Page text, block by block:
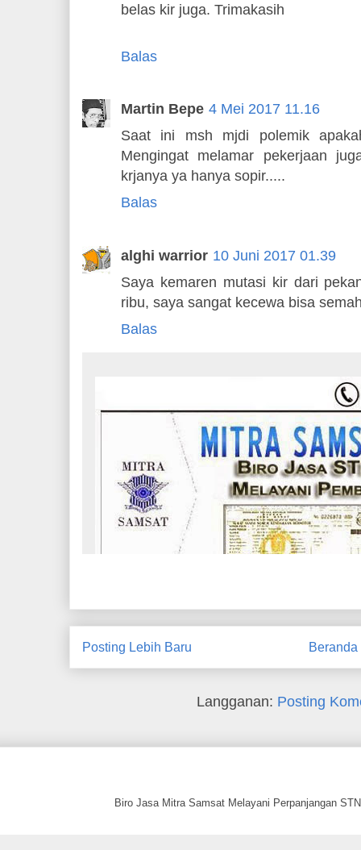
belas kir juga. Trimakasih
Balas
Martin Bepe 4 Mei 2017 11.16
Saat ini msh mjdi polemik
Mengingat melamar pekerjaan
krjanya ya hanya sopir.....
Balas
alghi warrior 10 Juni 2017 01.39
Saya kemaren mutasi kir dari
ribu, saya sangat kecewa bisa
Balas
Posting Lebih Baru Beranda
Langganan: Posting
Biro Jasa Mitra Samsat Melayani Perpanjangan